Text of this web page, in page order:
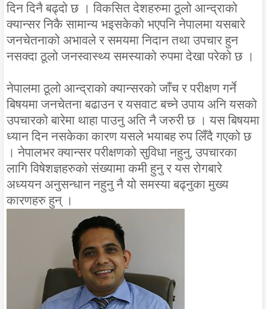
दिन दिनै बढ्दो छ । विकसित देशहरुमा ठूलो आन्द्राको
क्यान्सर निकै सामान्य भइसकेको भएपनि नेपालमा यसबारे
जनचेतनाको अभावले र समयमा निदान तथा उपचार हुन
नसक्दा ठूलो जनस्वास्थ्य समस्याको रुपमा देखा परेको छ ।
नेपालमा ठूलो आन्द्राको क्यान्सरको जाँच र परीक्षण गर्ने
बिषयमा जनचेतना बढाउन र यसवाट बच्ने उपाय अनि यसको
उपचारको बारेमा थाहा पाउनु अति नै जरुरी छ । यस बिषयमा
ध्यान दिन नसकेका कारण यसले भयाबह रुप लिँदै गएको छ
। नेपालभर क्यान्सर परीक्षणको सुविधा नहुनु, उपचारका
लागि विषेशज्ञहरुको संख्यामा कमी हुनु र यस रोगबारे
अध्ययन अनुसन्धान नहुनु नै यो समस्या बढ्नुका मुख्य
कारणहरु हुन् ।